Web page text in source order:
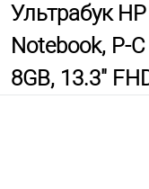
Ультрабук
Notebook, P-
8GB, 13.3"